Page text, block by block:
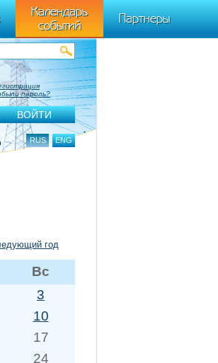
(window,
Календарь
событий
Партнеры
пароль?
RUS ENG
год
Вс
3
10
17
24